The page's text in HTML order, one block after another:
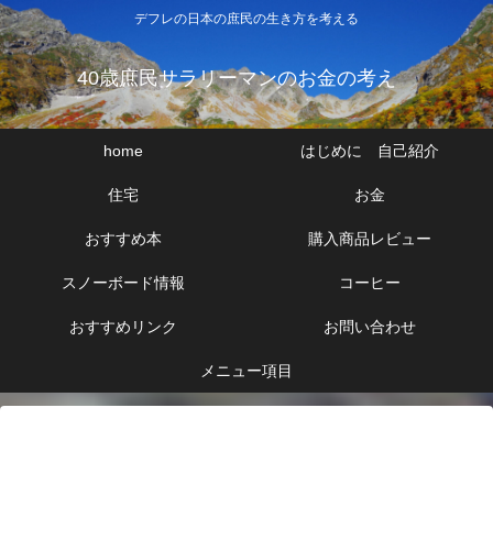
デフレの日本の庶民の生き方を考える
40歳庶民サラリーマンのお金の考え
home はじめに 自己紹介
住宅 お金
おすすめ本 購入商品レビュー
スノーボード情報 コーヒー
おすすめリンク お問い合わせ
メニュー項目